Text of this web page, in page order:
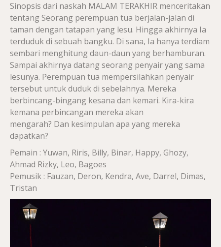
Sinopsis dari naskah MALAM TERAKHIR menceritakan
tentang Seorang perempuan tua berjalan-jalan di
taman dengan tatapan yang lesu. Hingga akhirnya Ia
terduduk di sebuah bangku. Di sana, Ia hanya terdiam
sembari menghitung daun-daun yang berhamburan.
Sampai akhirnya datang seorang penyair yang sama
lesunya. Perempuan tua mempersilahkan penyair
tersebut untuk duduk di sebelahnya. Mereka
berbincang-bingang kesana dan kemari. Kira-kira
kemana perbincangan mereka akan
mengarah? Dan kesimpulan apa yang mereka
dapatkan?
Pemain : Yuwan, Riris, Billy, Binar, Happy, Ghozy,
Ahmad Rizky, Leo, Bagoes
Pemusik : Fauzan, Deron, Kendra, Ave, Darrel, Dimas,
Tristan